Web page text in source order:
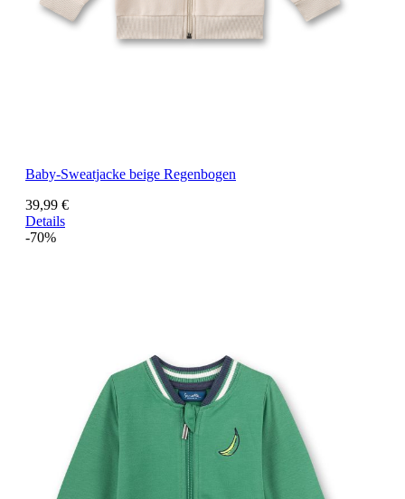
Baby-Sweatjacke beige Regenbogen
39,99 €
Details
-70%